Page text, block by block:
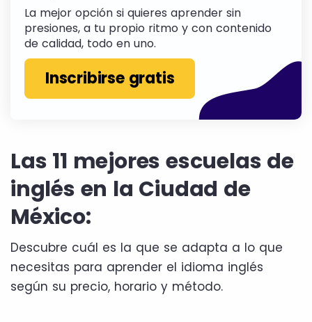
La mejor opción si quieres aprender sin
presiones, a tu propio ritmo y con contenido
de calidad, todo en uno.
Inscribirse gratis
Las 11 mejores escuelas de
inglés en la Ciudad de
México:
Descubre cuál es la que se adapta a lo que
necesitas para aprender el idioma inglés
según su precio, horario y método.